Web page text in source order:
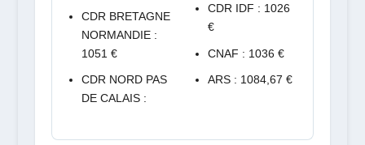
CDR BRETAGNE
NORMANDIE :
1051 €
CDR NORD PAS
DE CALAIS :
CDR IDF : 1026
€
CNAF : 1036 €
ARS : 1084,67 €